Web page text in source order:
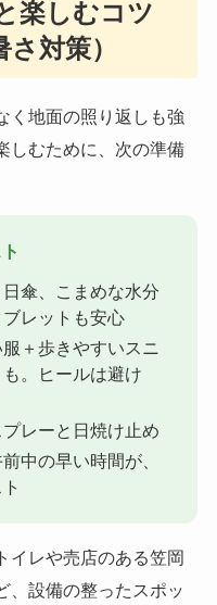
楽しむコツ
対策）
く地面の照り返しも強
しむために、次の準備
日傘、こまめな水分
レットも安心
＋歩きやすいスニ
。ヒールは避け
プレーと日焼け止め
中の早い時間が、
イレや売店のある笠岡
、設備の整ったスポッ